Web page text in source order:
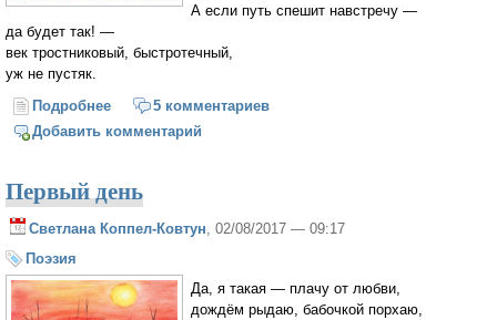
А если путь спешит навстречу —
да будет так! —
век тростниковый, быстротечный,
уж не пустяк.
Подробнее о Тростинка
5 комментариев
Добавить комментарий
Первый день
Светлана Коппел-Ковтун, 02/08/2017 — 09:17
Поэзия
Да, я такая — плачу от любви,
дождём рыдаю, бабочкой порхаю,